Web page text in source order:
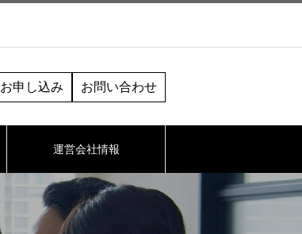
お申し込み お問い合わせ
運営会社情報